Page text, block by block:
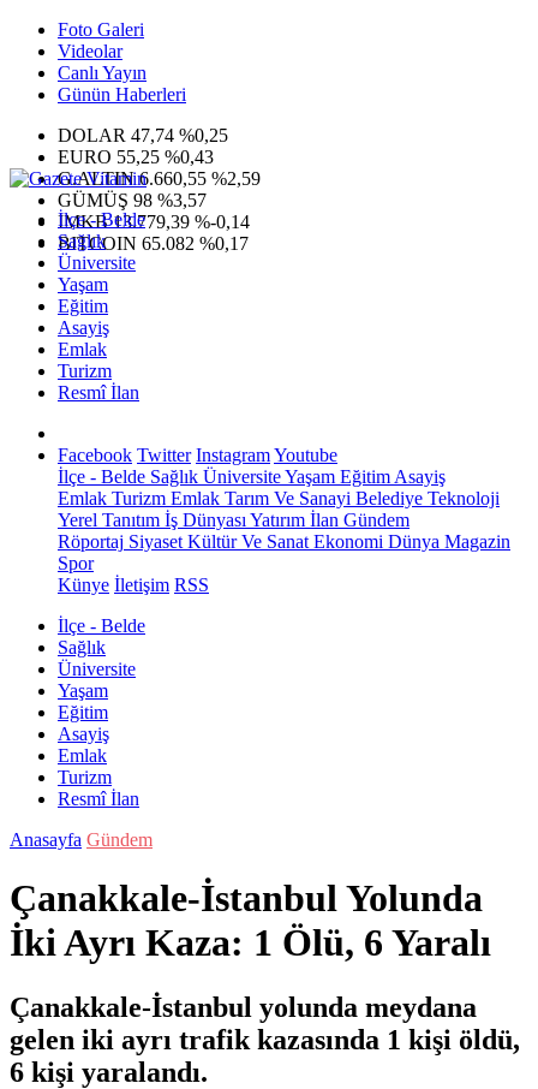
Foto Galeri
Videolar
Canlı Yayın
Günün Haberleri
DOLAR 47,74 %0,25
EURO 55,25 %0,43
G.ALTIN6.660,55 %2,59
GÜMÜŞ 98 %3,57
IMKB13.779,39 %-0,14
BITCOIN 65.082 %0,17
İlçe - Belde
Sağlık
Üniversite
Yaşam
Eğitim
Asayiş
Emlak
Turizm
Resmî İlan
Facebook Twitter InstagramYoutube
İlçe - Belde Sağlık ÜniversiteYaşam Eğitim Asayiş
Emlak Turizm Emlak Tarım Ve Sanayi Belediye Teknoloji
Yerel Tanıtım İş Dünyası Yatırım İlan Gündem
Röportaj Siyaset Kültür Ve Sanat Ekonomi Dünya Magazin
Spor
Künye İletişim RSS
İlçe - Belde
Sağlık
Üniversite
Yaşam
Eğitim
Asayiş
Emlak
Turizm
Resmî İlan
Anasayfa Gündem
Çanakkale-İstanbul Yolunda
İki Ayrı Kaza: 1 Ölü, 6 Yaralı
Çanakkale-İstanbul yolunda meydana
gelen iki ayrı trafik kazasında 1 kişi öldü,
6 kişi yaralandı.